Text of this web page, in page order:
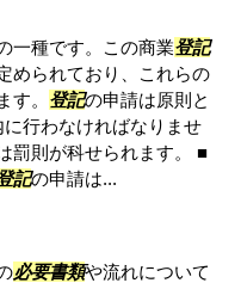
一種です。この商業登記
められており、これらの
す。 登記の申請は原則と
行わなければなりませ
罰則が科せられます。 ■
記の申請は...
必要書類や流れについて